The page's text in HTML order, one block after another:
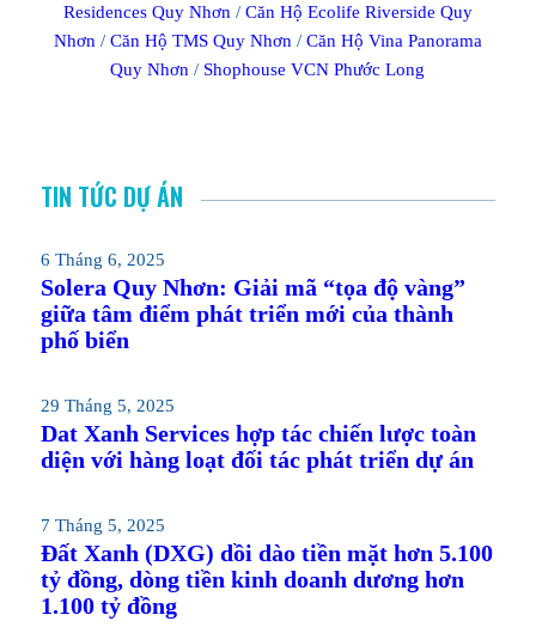
Residences Quy Nhơn / Căn Hộ Ecolife Riverside Quy
Nhơn / Căn Hộ TMS Quy Nhơn / Căn Hộ Vina Panorama
Quy Nhơn / Shophouse VCN Phước Long
TIN TỨC DỰ ÁN
6 Tháng 6, 2025
Solera Quy Nhơn: Giải mã “tọa độ vàng”
giữa tâm điểm phát triển mới của thành
phố biển
29 Tháng 5, 2025
Dat Xanh Services hợp tác chiến lược toàn
diện với hàng loạt đối tác phát triển dự án
7 Tháng 5, 2025
Đất Xanh (DXG) dồi dào tiền mặt hơn 5.100
tỷ đồng, dòng tiền kinh doanh dương hơn
1.100 tỷ đồng